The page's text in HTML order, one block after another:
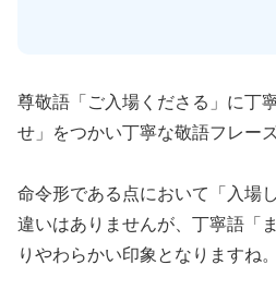
尊敬語「ご入場くださる」に丁
せ」をつかい丁寧な敬語フレー
命令形である点において「入場
違いはありませんが、丁寧語「
りやわらかい印象となりますね。